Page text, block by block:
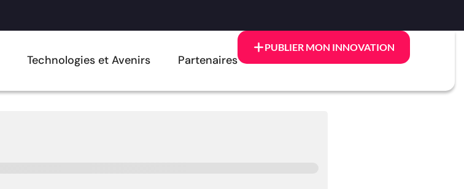
Technologies et Avenirs Partenaires
PUBLIER MON INNOVATION